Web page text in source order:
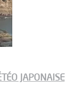
JAPONAISE